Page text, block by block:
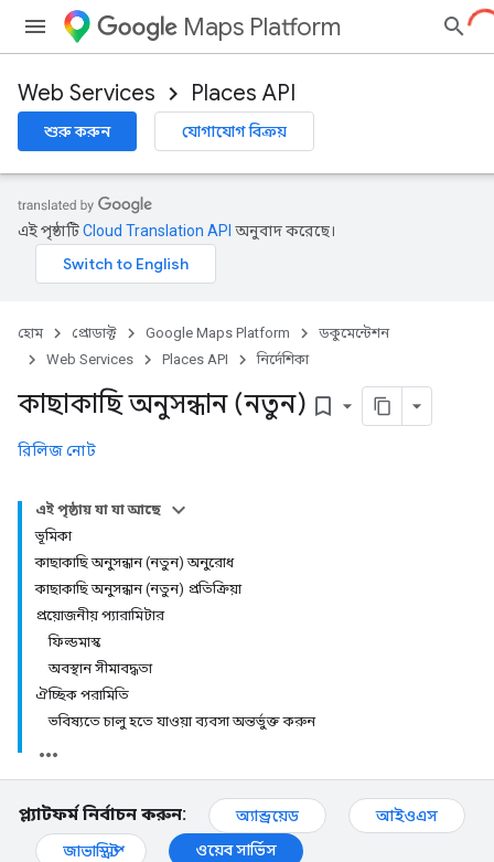
Maps Platform
Web Services Places API
শুরু করুন যোগাযোগ বিক্রয়
এই পৃষ্ঠাটিCloud Translation API অনুবাদ করেছে।
হোম প্রোডাক্ট Google Maps Platform
ডকুমেন্টেশন
Web Services
Places API নির্দেশিকা
কাছাকাছি অনুসন্ধান (নতুন) bookmark_border
রিলিজ নোট
এই পৃষ্ঠায় যা যা আছে
ভূমিকা
কাছাকাছি অনুসন্ধান (নতুন) অনুরোধ
কাছাকাছি অনুসন্ধান (নতুন) প্রতিক্রিয়া
প্রয়োজনীয় প্যারামিটার
ফিল্ডমাস্ক
অবস্থান সীমাবদ্ধতা
ঐচ্ছিক পরামিতি
ভবিষ্যতে চালু হতে যাওয়া ব্যবসা অন্তর্ভুক্ত করুন
প্ল্যাটফর্ম নির্বাচন করুন: অ্যান্ড্রয়েড
আইওএস
জাভাস্ক্রিপ্ট
ওয়েব সার্ভিস